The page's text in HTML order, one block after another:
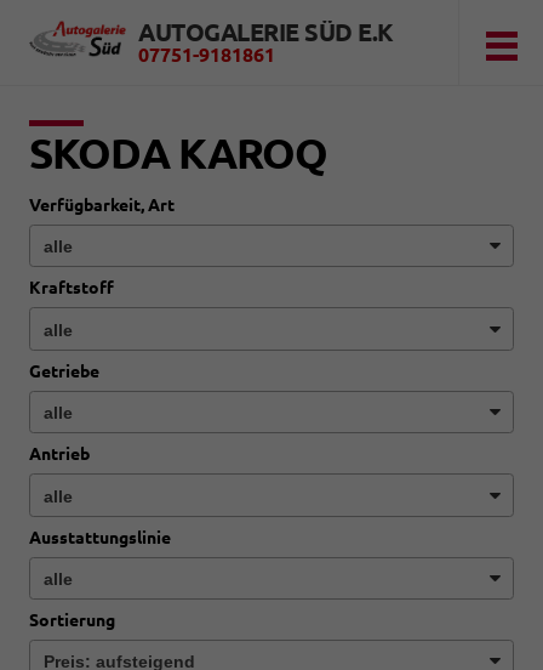
AUTOGALERIE SÜD E.K
07751-9181861
SKODA KAROQ
Verfügbarkeit, Art
Kraftstoff
Getriebe
Antrieb
Ausstattungslinie
Sortierung